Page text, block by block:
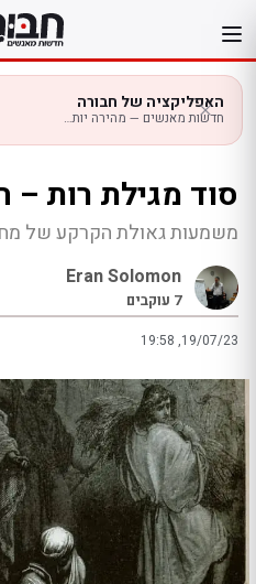
לתוכן
האפליקציה של חבורה
חדשות מאנשים — מהירה יותר בנייד
סוד מגילת רות –
משמעות גאולת הקרקע של
Eran Solomon
7 עוקבים
19:58 ,19/07/23